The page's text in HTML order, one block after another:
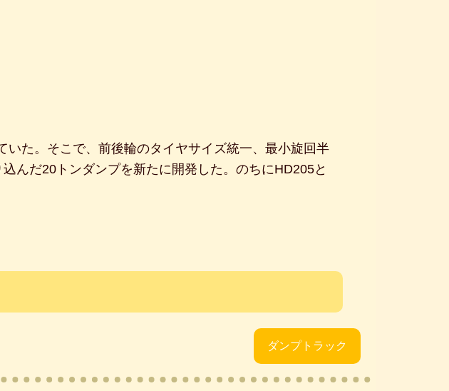
た。そこで、前後輪のタイヤサイズ統一、最小旋回半
んだ20トンダンプを新たに開発した。のちにHD205と
ダンプトラック